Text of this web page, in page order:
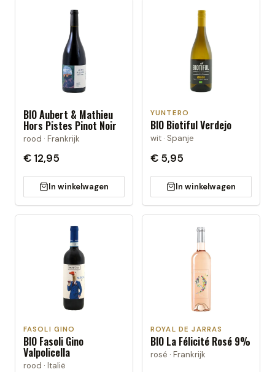
BIO Aubert & Mathieu
Hors Pistes Pinot Noir
rood · Frankrijk
€ 12,95
In winkelwagen
YUNTERO
BIO Biotiful Verdejo
wit · Spanje
€ 5,95
In winkelwagen
FASOLI GINO
BIO Fasoli Gino
Valpolicella
rood · Italië
ROYAL DE JARRAS
BIO La Félicité Rosé 9%
rosé · Frankrijk